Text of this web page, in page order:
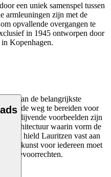
een uniek samenspel tussen
armleuningen zijn met de
opvallende overgangen te
in 1945 ontworpen door
Kopenhagen.
van de belangrijkste
hielp de weg te bereiden voor
die blijvende voorbeelden zijn
architectuur waarin vorm de
hield Lauritzen vast aan
kunst voor iedereen moet
bevoorrechten.